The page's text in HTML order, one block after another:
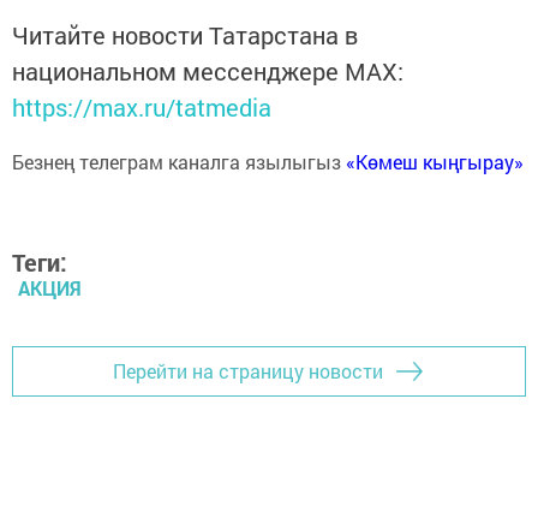
Читайте новости Татарстана в
национальном мессенджере MАХ:
https://max.ru/tatmedia
Безнең телеграм каналга язылыгыз «Көмеш кыңгырау»
Теги:
АКЦИЯ
Перейти на страницу новости